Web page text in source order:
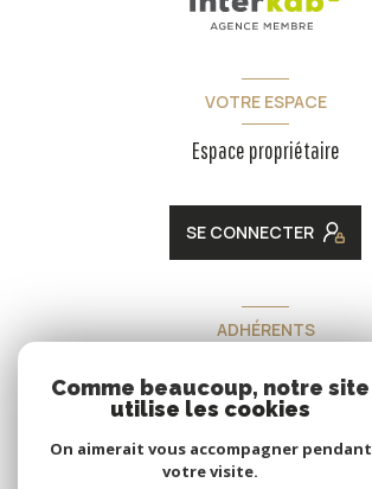
VOTRE ESPACE
Espace propriétaire
SE CONNECTER
ADHÉRENTS
Nous adhérons
Comme beaucoup, notre site
utilise les cookies
On aimerait vous accompagner pendant
votre visite.